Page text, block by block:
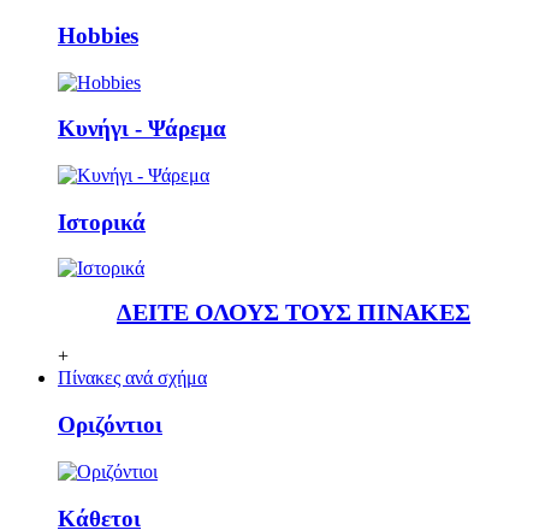
Ηobbies
Κυνήγι - Ψάρεμα
Ιστορικά
ΔΕΙΤΕ ΟΛΟΥΣ ΤΟΥΣ ΠΙΝΑΚΕΣ
+
Πίνακες ανά σχήμα
Οριζόντιοι
Κάθετoι